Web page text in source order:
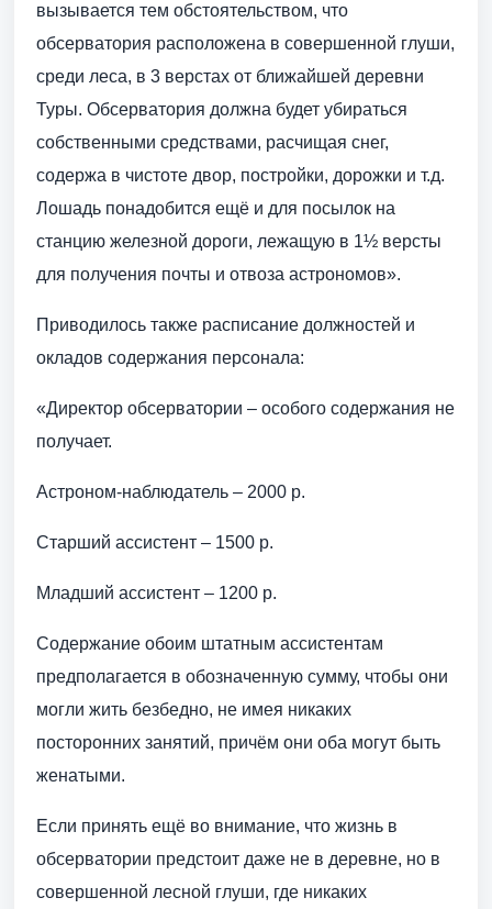
вызывается тем обстоятельством, что
обсерватория расположена в совершенной глуши,
среди леса, в 3 верстах от ближайшей деревни
Туры. Обсерватория должна будет убираться
собственными средствами, расчищая снег,
содержа в чистоте двор, постройки, дорожки и т.д.
Лошадь понадобится ещё и для посылок на
станцию железной дороги, лежащую в 1½ версты
для получения почты и отвоза астрономов».
Приводилось также расписание должностей и
окладов содержания персонала:
«Директор обсерватории – особого содержания не
получает.
Астроном-наблюдатель – 2000 р.
Старший ассистент – 1500 р.
Младший ассистент – 1200 р.
Содержание обоим штатным ассистентам
предполагается в обозначенную сумму, чтобы они
могли жить безбедно, не имея никаких
посторонних занятий, причём они оба могут быть
женатыми.
Если принять ещё во внимание, что жизнь в
обсерватории предстоит даже не в деревне, но в
совершенной лесной глуши, где никаких